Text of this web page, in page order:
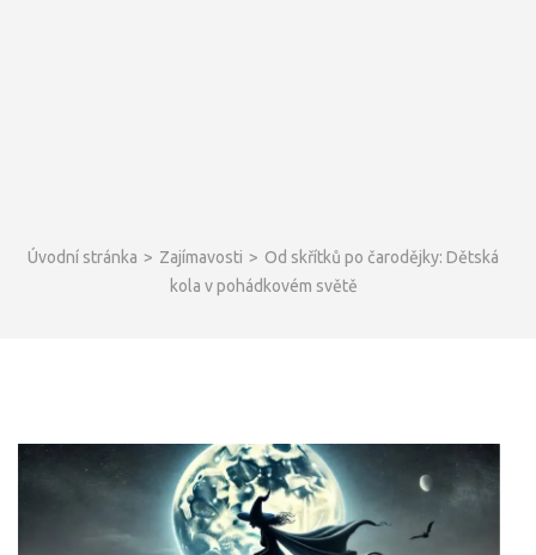
Úvodní stránka > Zajímavosti > Od skřítků po čarodějky: Dětská
kola v pohádkovém světě